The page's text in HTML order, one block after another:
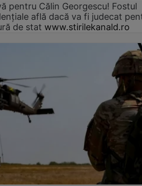
pentru Călin Georgescu! Fostul
află dacă va fi judecat
de stat www.stirilekanald.ro